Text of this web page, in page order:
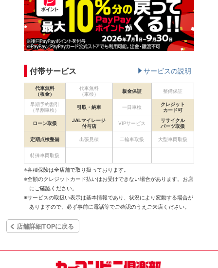
付帯サービス サービスの説明
代車無料
（板金）
代車無料
（車検）
板金保証 整備保証
早期予約割引
（早割車検）
引取・納車 一日車検
クレジット
カード可
ローン取扱
JALマイレージ
付与店
VIPサービス
リサイクル
パーツ取扱
定期点検整備 出張見積 二輪車取扱 大型車両取扱
特殊車両取扱
※各種保険は全店舗で取り扱っております。
※全額のクレジットカード払いはお受けできない場合があります。お店
にご確認ください。
※サービスの取扱い表示は基本情報であり、状況により変動する場合が
ありますので、必ず事前に電話等でご確認のうえご来店ください。
店舗詳細TOPに戻る